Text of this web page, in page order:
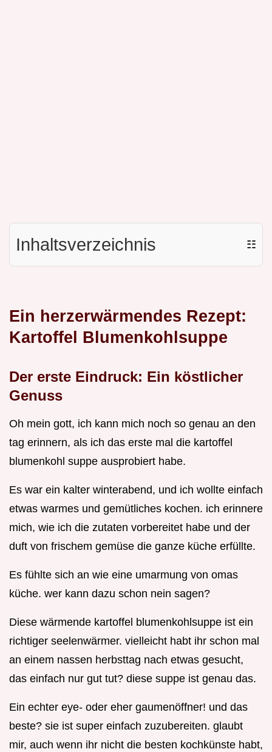
Inhaltsverzeichnis ☷
Ein herzerwärmendes Rezept:
Kartoffel Blumenkohlsuppe
Der erste Eindruck: Ein köstlicher
Genuss
Oh mein gott, ich kann mich noch so genau an den
tag erinnern, als ich das erste mal die kartoffel
blumenkohl suppe ausprobiert habe.
Es war ein kalter winterabend, und ich wollte einfach
etwas warmes und gemütliches kochen. ich erinnere
mich, wie ich die zutaten vorbereitet habe und der
duft von frischem gemüse die ganze küche erfüllte.
Es fühlte sich an wie eine umarmung von omas
küche. wer kann dazu schon nein sagen?
Diese wärmende kartoffel blumenkohlsuppe ist ein
richtiger seelenwärmer. vielleicht habt ihr schon mal
an einem nassen herbsttag nach etwas gesucht,
das einfach nur gut tut? diese suppe ist genau das.
Ein echter eye- oder eher gaumenöffner! und das
beste? sie ist super einfach zuzubereiten. glaubt
mir, auch wenn ihr nicht die besten kochkünste habt,